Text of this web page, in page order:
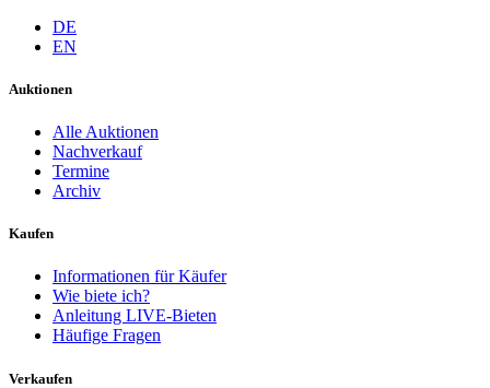
DE
EN
Auktionen
Alle Auktionen
Nachverkauf
Termine
Archiv
Kaufen
Informationen für Käufer
Wie biete ich?
Anleitung LIVE-Bieten
Häufige Fragen
Verkaufen